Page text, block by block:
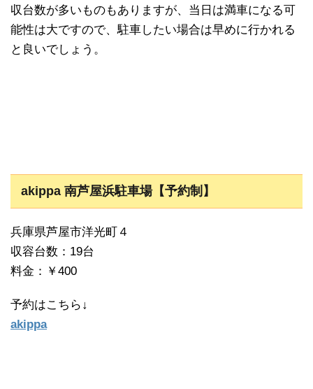
収台数が多いものもありますが、当日は満車になる可
能性は大ですので、駐車したい場合は早めに行かれる
と良いでしょう。
akippa 南芦屋浜駐車場【予約制】
兵庫県芦屋市洋光町４
収容台数：19台
料金：￥400
予約はこちら↓
akippa